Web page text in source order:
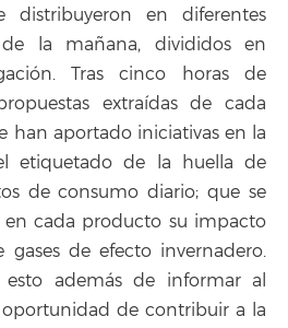
distribuyeron en diferentes
la mañana, divididos en
Tras cinco horas de
extraídas de cada
han aportado iniciativas en la
etiquetado de la huella de
de consumo diario; que se
cada producto su impacto
de efecto invernadero.
esto además de informar al
de contribuir a la